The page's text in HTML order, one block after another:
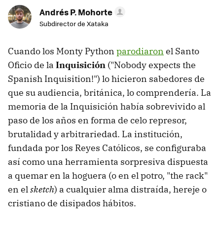
Andrés P. Mohorte
Subdirector de Xataka
Cuando los Monty Python parodiaron el Santo
Oficio de la Inquisición ("Nobody expects the
Spanish Inquisition!") lo hicieron sabedores de
que su audiencia, británica, lo comprendería. La
memoria de la Inquisición había sobrevivido al
paso de los años en forma de celo represor,
brutalidad y arbitrariedad. La institución,
fundada por los Reyes Católicos, se configuraba
así como una herramienta sorpresiva dispuesta
a quemar en la hoguera (o en el potro, "the rack"
en elsketch) a cualquier alma distraída, hereje o
cristiano de disipados hábitos.